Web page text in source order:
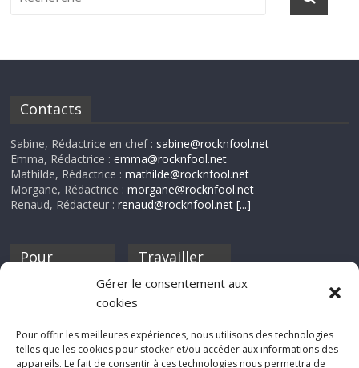
Gérer le consentement aux
cookies
Pour offrir les meilleures expériences, nous utilisons des technologies
telles que les cookies pour stocker et/ou accéder aux informations des
appareils. Le fait de consentir à ces technologies nous permettra de
Contacts
Sabine, Rédactrice en chef : sabine@rocknfool.net
Emma, Rédactrice :emma@rocknfool.net
Mathilde, Rédactrice :mathilde@rocknfool.net
Morgane, Rédactrice :morgane@rocknfool.net
Renaud, Rédacteur :renaud@rocknfool.net [...]
Pour
discothèque
Travailler
Si tu souhaites
Rocknfool, n'hésite
pas à nous envoyer